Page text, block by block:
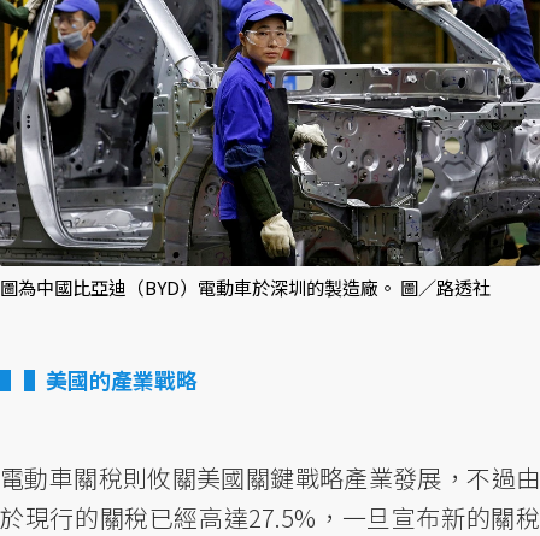
圖為中國比亞迪（BYD）電動車於深圳的製造廠。 圖／路透社
▌美國的產業戰略
電動車關稅則攸關美國關鍵戰略產業發展，不過由
於現行的關稅已經高達27.5%，一旦宣布新的關稅